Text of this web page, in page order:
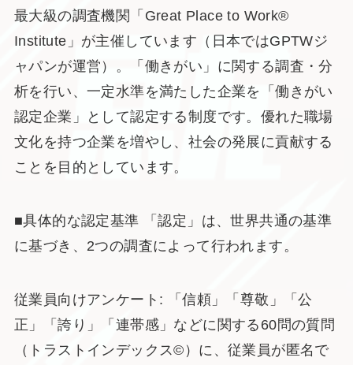
最大級の調査機関「Great Place to Work®
Institute」が主催しています（日本ではGPTWジ
ャパンが運営）。「働きがい」に関する調査・分
析を行い、一定水準を満たした企業を「働きがい
認定企業」として認定する制度です。優れた職場
文化を持つ企業を増やし、社会の発展に貢献する
ことを目的としています。
■具体的な認定基準 「認定」は、世界共通の基準
に基づき、2つの調査によって行われます。
従業員向けアンケート: 「信頼」「尊敬」「公
正」「誇り」「連帯感」などに関する60問の質問
（トラストインデックス©）に、従業員が匿名で